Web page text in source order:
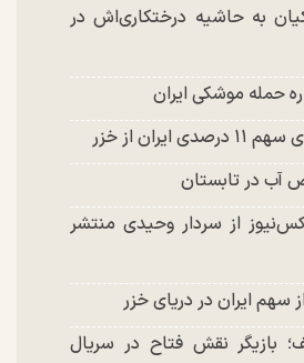
به حاشیه درختکاری‌اش در
حمله موشکی ایران
از خزر
آب در تابستان
از سردار وحیدی منتشر
سهم ایران در دریای خزر
بازیگر نقش فتاح در سریال